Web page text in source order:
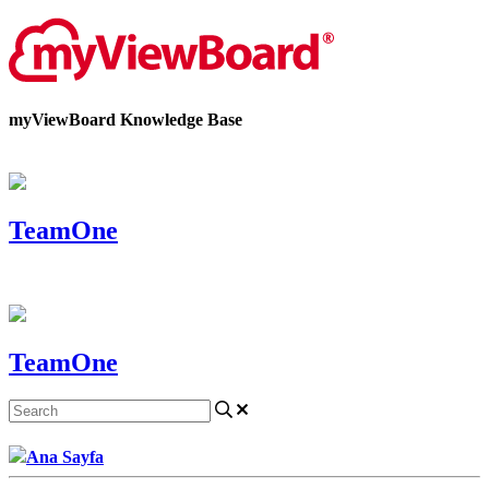
myViewBoard Knowledge Base
TeamOne
TeamOne
Ana Sayfa